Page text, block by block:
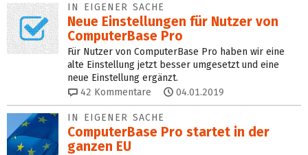
IN EIGENER SACHE
Neue Einstellungen für Nutzer von
ComputerBase Pro
Für Nutzer von ComputerBase Pro haben wir eine
alte Einstellung jetzt besser umgesetzt und eine
neue Einstellung ergänzt.
42 Kommentare 04.01.2019
IN EIGENER SACHE
ComputerBase Pro startet in der
ganzen EU